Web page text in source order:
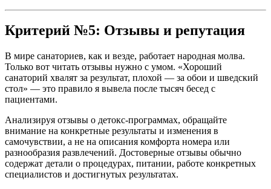
Критерий №5: Отзывы и репутация
В мире санаториев, как и везде, работает народная молва.
Только вот читать отзывы нужно с умом. «Хороший
санаторий хвалят за результат, плохой — за обои и шведский
стол» — это правило я вывела после тысяч бесед с
пациентами.
Анализируя отзывы о детокс-программах, обращайте
внимание на конкретные результаты и изменения в
самочувствии, а не на описания комфорта номера или
разнообразия развлечений. Достоверные отзывы обычно
содержат детали о процедурах, питании, работе конкретных
специалистов и достигнутых результатах.